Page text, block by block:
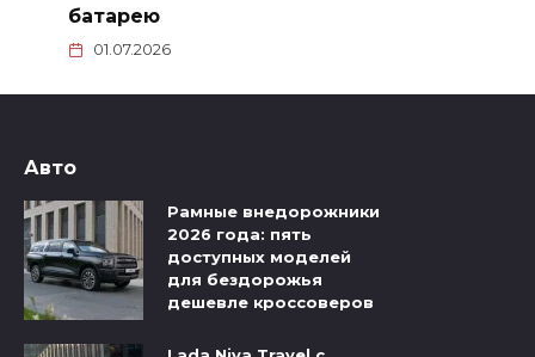
батарею
01.07.2026
Авто
Рамные внедорожники
2026 года: пять
доступных моделей
для бездорожья
дешевле кроссоверов